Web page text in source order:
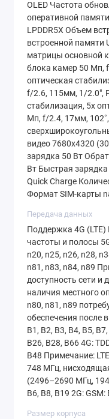
Экран:
Дисплей — это
Pro Max
дюймовый
1200x2608. Но
кроется не
В первую
динамическую
Гц. Система
частоту под
частота падает
энергии, а в
выдает плавные
Пиковая яркость
невероятных
даже в яркий
информация на
OLED Частота
оперативной
LPDDR5X Объем
встроенной памяти
матрицы основной
блока камер 50 Мп,
оптическая
f/2.6, 115мм, 1/2.0",
стабилизация, 5x
Мп, f/2.4, 17мм,
видео 7680x4320
зарядка 50 Вт
Вт Быстрая зарядка
Quick Charge
Формат SIM-карты
Передача данных
Поддержка 4G
частоты и полосы
n20, n25, n26, n28,
n81, n83, n84, n89
доступность сети и
наличия местного
n80, n81, n89
обеспечения после
B1, B2, B3, B4, B5,
B26, B28, B66 4G:
B48 Примечание:
748 МГц,
(2496–2690 МГц, 194
B6, B8, B19 2G: GSM:
Размер корпуса